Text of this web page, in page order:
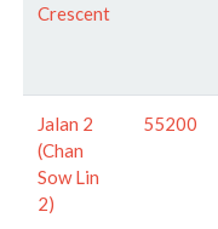
Crescent
Jalan 2
(Chan
Sow Lin
2)
55200